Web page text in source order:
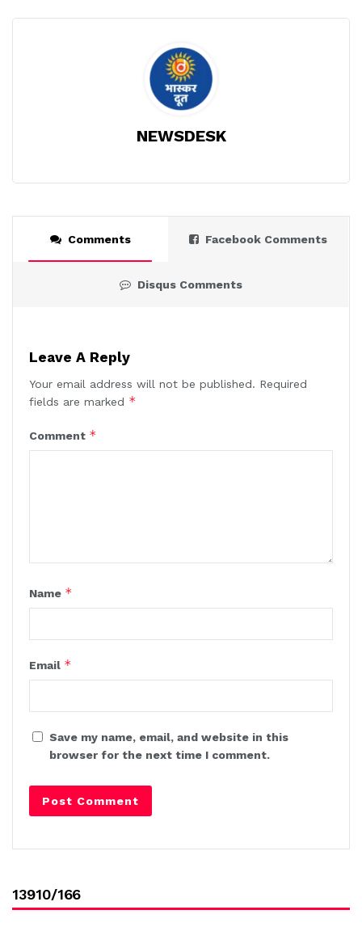
NEWSDESK
Comments Facebook Comments
Disqus Comments
Leave A Reply
Your email address will not be published. Required
fields are marked *
Comment *
Name *
Email *
Save my name, email, and website in this
browser for the next time I comment.
13910/166